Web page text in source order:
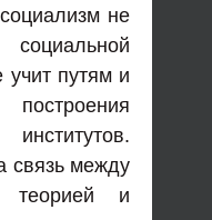
не
учит путям и
институтов.
связь между
теорией и